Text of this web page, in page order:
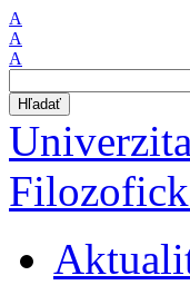
A
A
A
Hľadať